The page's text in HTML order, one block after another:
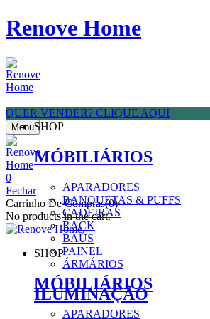
Renove Home
SHOP
MÓBILIÁRIOS
APARADORES
BANQUETAS & PUFFS
CADEIRAS
RACK
BAÚS
PAINEL
ÁRMÁRIOS
ILUMINAÇÃO
QUER VENDER? CLIQUE AQUI
Menu
0
Fechar
Carrinho De Compras(0)
No products in the cart.
SHOP
MÓBILIÁRIOS
APARADORES